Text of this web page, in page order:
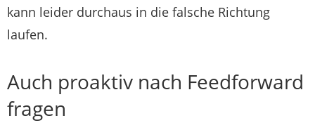
kann leider durchaus in die falsche Richtung
laufen.
Auch proaktiv nach Feedforward
fragen